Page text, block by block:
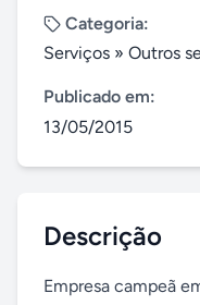
Categoria:
Serviços » Outros
Publicado em:
13/05/2015
Descrição
Empresa campeã